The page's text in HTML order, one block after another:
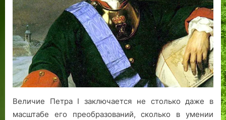
к
портрету
императора.
Величие Петра I заключается не столько даже в
масштабе его преобразований, сколько в умении